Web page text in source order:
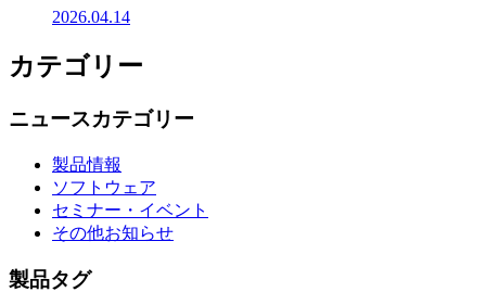
2026.04.14
カテゴリー
ニュースカテゴリー
製品情報
ソフトウェア
セミナー・イベント
その他お知らせ
製品タグ